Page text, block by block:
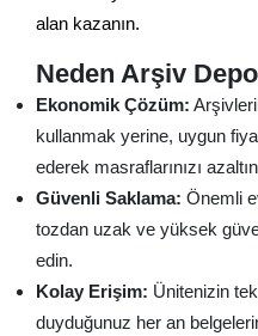
alan kazanın.
Neden Arşiv
Ekonomik Çözüm:
kullanmak yerine, uygun
ederek masraflarınızı
Güvenli Saklama: Önemli
tozdan uzak ve yüksek
edin.
Kolay Erişim: Ünitenizin
duyduğunuz her an